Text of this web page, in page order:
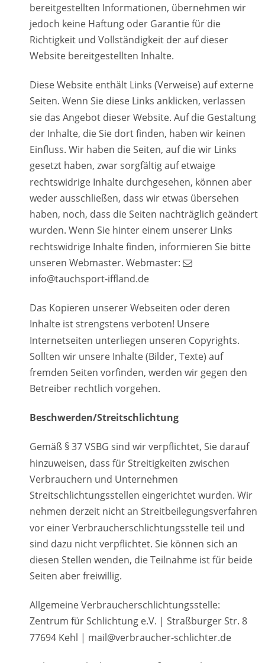
bereitgestellten Informationen, übernehmen wir
jedoch keine Haftung oder Garantie für die
Richtigkeit und Vollständigkeit der auf dieser
Website bereitgestellten Inhalte.
Diese Website enthält Links (Verweise) auf externe
Seiten. Wenn Sie diese Links anklicken, verlassen
sie das Angebot dieser Website. Auf die Gestaltung
der Inhalte, die Sie dort finden, haben wir keinen
Einfluss. Wir haben die Seiten, auf die wir Links
gesetzt haben, zwar sorgfältig auf etwaige
rechtswidrige Inhalte durchgesehen, können aber
weder ausschließen, dass wir etwas übersehen
haben, noch, dass die Seiten nachträglich geändert
wurden. Wenn Sie hinter einem unserer Links
rechtswidrige Inhalte finden, informieren Sie bitte
unseren Webmaster. Webmaster: 
info@tauchsport-iffland.de
Das Kopieren unserer Webseiten oder deren
Inhalte ist strengstens verboten! Unsere
Internetseiten unterliegen unseren Copyrights.
Sollten wir unsere Inhalte (Bilder, Texte) auf
fremden Seiten vorfinden, werden wir gegen den
Betreiber rechtlich vorgehen.
Beschwerden/Streitschlichtung
Gemäß § 37 VSBG sind wir verpflichtet, Sie darauf
hinzuweisen, dass für Streitigkeiten zwischen
Verbrauchern und Unternehmen
Streitschlichtungsstellen eingerichtet wurden. Wir
nehmen derzeit nicht an Streitbeilegungsverfahren
vor einer Verbraucherschlichtungsstelle teil und
sind dazu nicht verpflichtet. Sie können sich an
diesen Stellen wenden, die Teilnahme ist für beide
Seiten aber freiwillig.
Allgemeine Verbraucherschlichtungsstelle:
Zentrum für Schlichtung e.V. | Straßburger Str. 8
77694 Kehl | mail@verbraucher-schlichter.de